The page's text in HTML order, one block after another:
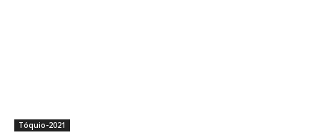
Tóquio-2021